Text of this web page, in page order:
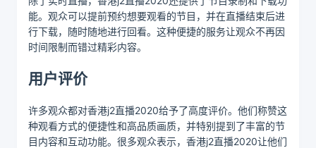
能。观众可以提前预约想要观看的节目，并在直播结束后进
行下载，随时随地进行回看。这种便捷的服务让观众不再因
时间限制而错过精彩内容。
用户评价
许多观众都对香港j2直播2020给予了高度评价。他们称赞这
种观看方式的便捷性和高品质画质，并特别提到了丰富的节
目内容和互动功能。很多观众表示，香港j2直播2020让他们